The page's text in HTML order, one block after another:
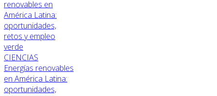
CIENCIAS
Energías renovables
en América Latina:
oportunidades,